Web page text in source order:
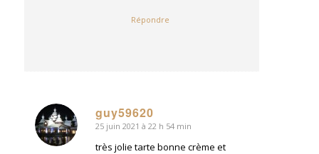
Répondre
guy59620
dit
:
25 juin 2021 à 22 h 54 min
très jolie tarte bonne crème et